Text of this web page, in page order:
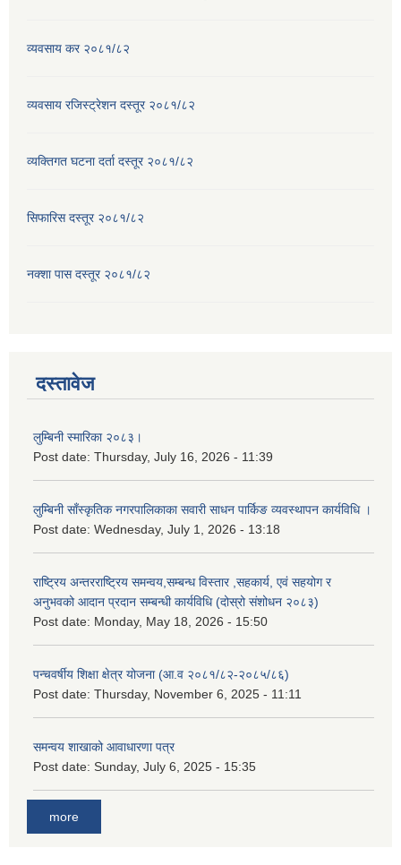
व्यवसाय कर २०८१/८२
व्यवसाय रजिस्ट्रेशन दस्तूर २०८१/८२
व्यक्तिगत घटना दर्ता दस्तूर २०८१/८२
सिफारिस दस्तूर २०८१/८२
नक्शा पास दस्तूर २०८१/८२
दस्तावेज
लुम्बिनी स्मारिका २०८३।
Post date: Thursday, July 16, 2026 - 11:39
लुम्बिनी साँस्कृतिक नगरपालिकाका सवारी साधन पार्किङ व्यवस्थापन कार्यविधि ।
Post date: Wednesday, July 1, 2026 - 13:18
राष्ट्रिय अन्तरराष्ट्रिय समन्वय,सम्बन्ध विस्तार ,सहकार्य, एवं सहयोग र
अनुभवको आदान प्रदान सम्बन्धी कार्यविधि (दोस्रो संशोधन २०८३)
Post date: Monday, May 18, 2026 - 15:50
पन्चवर्षीय शिक्षा क्षेत्र योजना (आ.व २०८१/८२-२०८५/८६)
Post date: Thursday, November 6, 2025 - 11:11
समन्वय शाखाको आवाधारणा पत्र
Post date: Sunday, July 6, 2025 - 15:35
more